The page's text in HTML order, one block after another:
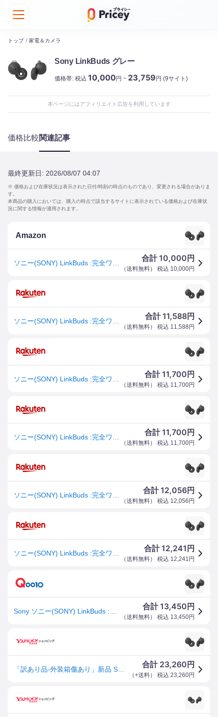
トップ / 家電＆カメラ
Sony LinkBuds グレー
価格帯: 税込 10,000円 ~ 23,759 円 (9サイト)
本ページにはアフィリエイト広告を利用しています
価格比較関連記事
最終更新日: 2026/08/07 04:07
※ 価格および在庫状況は表示された日付/時刻の時点のものであり、変更される場合がありま
す。
本商品の購入においては、購入の時点で該当するサイトに表示されている価格および在庫状
況に関する情報が適用されます。
Amazon
合計10,000 円
（送料無料） 税込 10,000円
合計11,588円
（送料無料） 税込 11,588 円
合計11,700 円
（送料無料） 税込 11,700円
合計11,700 円
（送料無料） 税込 11,700円
合計12,056円
（送料無料） 税込 12,056 円
合計12,241 円
（送料無料） 税込 12,241 円
合計13,450 円
（送料無料） 税込 13,450円
合計 23,260 円
（+送料） 税込 23,260円